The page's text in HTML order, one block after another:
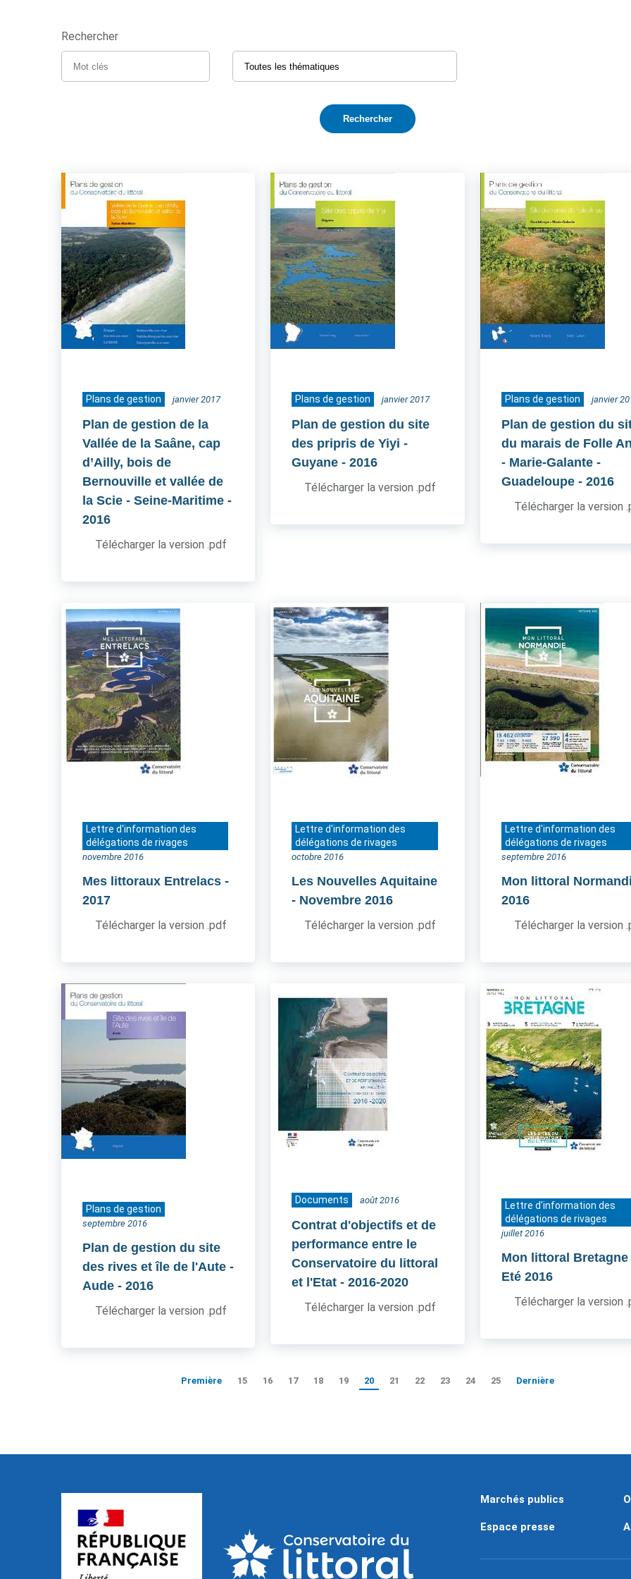
Rechercher
Plans de gestion janvier 2017
Plan de gestion de la
Vallée de la Saâne, cap
d’Ailly, bois de
Bernouville et vallée de
la Scie - Seine-Maritime -
2016
Télécharger la version .pdf
Plans de gestion janvier 2017
Plan de gestion du site
des pripris de Yiyi -
Guyane - 2016
Télécharger la version .pdf
Plans de gestion janvier
Plan de gestion du
du marais de Folle
- Marie-Galante -
Guadeloupe - 2016
Télécharger la version
Lettre d'information des
délégations de rivages
novembre 2016
Mes littoraux Entrelacs -
2017
Télécharger la version .pdf
Lettre d'information des
délégations de rivages
octobre 2016
Les Nouvelles Aquitaine
- Novembre 2016
Télécharger la version .pdf
Lettre d'information des
délégations de rivages
septembre 2016
Mon littoral
2016
Télécharger la version
Plans de gestion
septembre 2016
Plan de gestion du site
des rives et île de l'Aute -
Aude - 2016
Télécharger la version .pdf
Documents août 2016
Contrat d'objectifs et de
performance entre le
Conservatoire du littoral
et l'Etat - 2016-2020
Télécharger la version .pdf
Lettre d'information des
délégations de rivages
juillet 2016
Mon littoral Bretagne
Eté 2016
Télécharger la version
Première 15 16 17 18 19 20 21 22 23 24 25 Dernière
Marchés publics
Espace presse